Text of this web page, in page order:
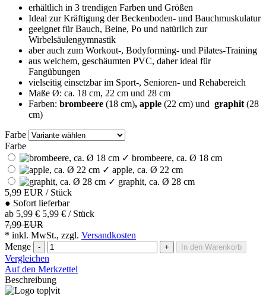
erhältlich in 3 trendigen Farben und Größen
Ideal zur Kräftigung der Beckenboden- und Bauchmuskulatur
geeignet für Bauch, Beine, Po und natürlich zur
Wirbelsäulengymnastik
aber auch zum Workout-, Bodyforming- und Pilates-Training
aus weichem, geschäumten PVC, daher ideal für
Fangübungen
vielseitig einsetzbar im Sport-, Senioren- und Rehabereich
Maße Ø: ca. 18 cm, 22 cm und 28 cm
Farben: brombeere (18 cm), apple (22 cm) und graphit (28
cm)
Farbe
Farbe
✓ brombeere, ca. Ø 18 cm
✓ apple, ca. Ø 22 cm
✓ graphit, ca. Ø 28 cm
5,99 EUR / Stück
● Sofort lieferbar
ab 5,99 € 5,99 € / Stück
7,99 EUR
* inkl. MwSt., zzgl. Versandkosten
Menge
- + In den Warenkorb
Vergleichen
Auf den Merkzettel
Beschreibung